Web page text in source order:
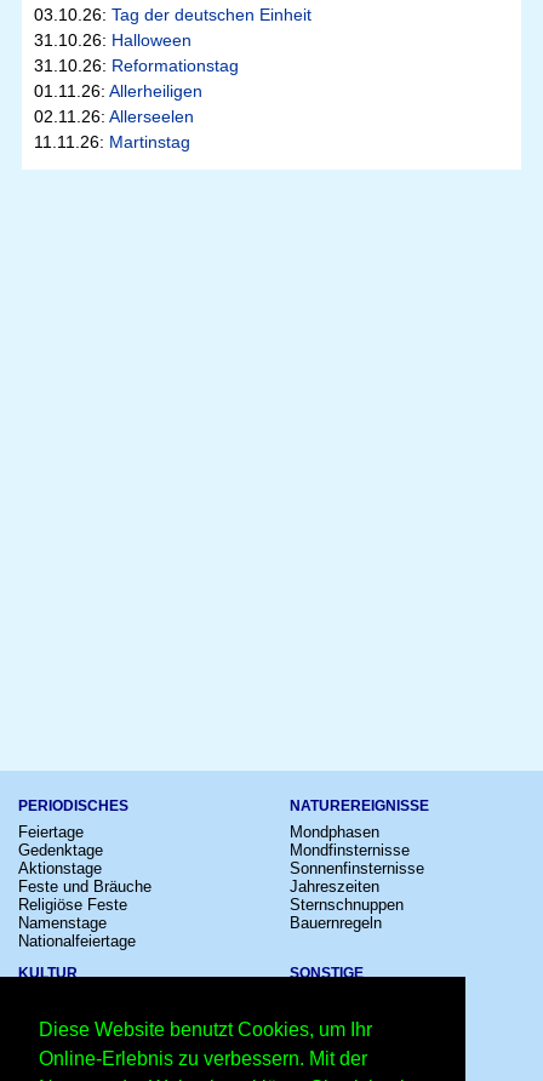
Diese Website benutzt Cookies, um Ihr
Online-Erlebnis zu verbessern. Mit der
03.10.26: Tag der deutschen Einheit
31.10.26: Halloween
31.10.26: Reformationstag
01.11.26: Allerheiligen
02.11.26: Allerseelen
11.11.26: Martinstag
PERIODISCHES
Feiertage
Gedenktage
Aktionstage
Feste und Bräuche
Religiöse Feste
Namenstage
Nationalfeiertage
NATUREREIGNISSE
Mondphasen
Mondfinsternisse
Sonnenfinsternisse
Jahreszeiten
Sternschnuppen
Bauernregeln
KULTUR
Festivals
Großevents
Fußball
SONSTIGE
Schalttage
Wahltage
Messen